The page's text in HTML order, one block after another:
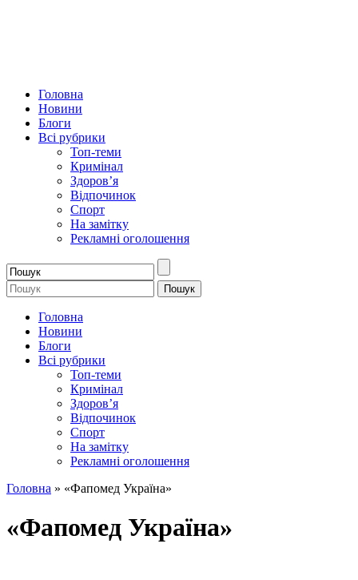
Головна
Новини
Блоги
Всі рубрики
Топ-теми
Кримінал
Здоров’я
Відпочинок
Спорт
На замітку
Рекламні оголошення
Головна
Новини
Блоги
Всі рубрики
Топ-теми
Кримінал
Здоров’я
Відпочинок
Спорт
На замітку
Рекламні оголошення
Головна » «Фапомед Україна»
«Фапомед Україна»